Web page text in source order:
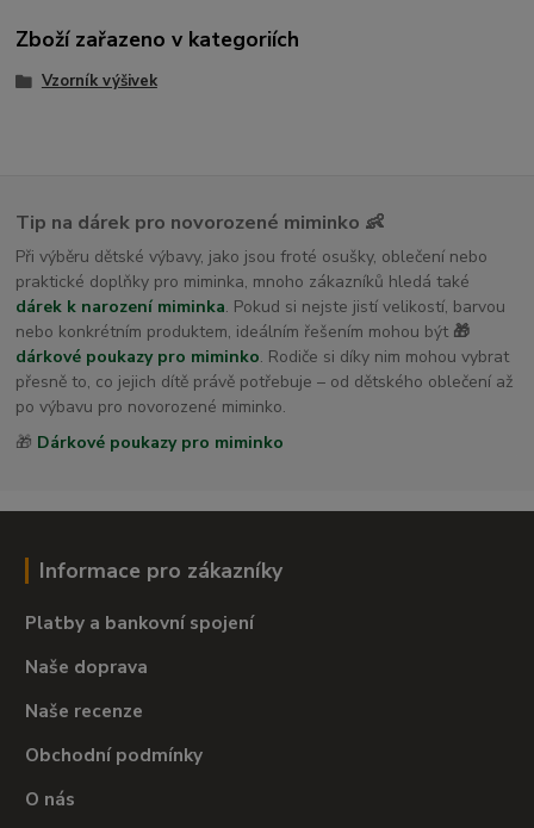
Zboží zařazeno v kategoriích
Vzorník výšivek
Tip na dárek pro novorozené miminko 👶
Při výběru dětské výbavy, jako jsou froté osušky, oblečení nebo
praktické doplňky pro miminka, mnoho zákazníků hledá také
dárek k narození miminka. Pokud si nejste jistí velikostí, barvou
nebo konkrétním produktem, ideálním řešením mohou být 🎁
dárkové poukazy pro miminko. Rodiče si díky nim mohou vybrat
přesně to, co jejich dítě právě potřebuje – od dětského oblečení až
po výbavu pro novorozené miminko.
🎁 Dárkové poukazy pro miminko
Informace pro zákazníky
Platby a bankovní spojení
Naše doprava
Naše recenze
Obchodní podmínky
O nás